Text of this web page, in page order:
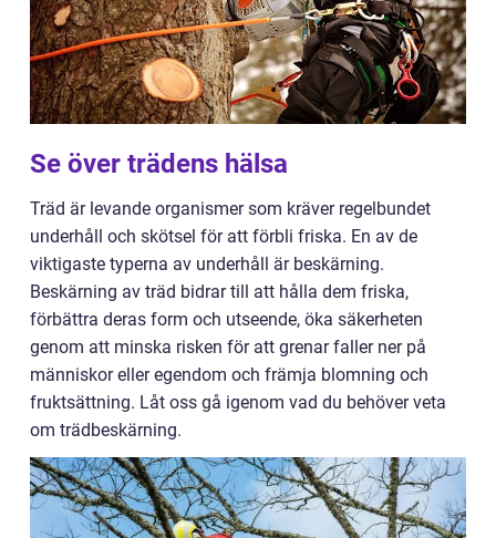
Se över trädens hälsa
Träd är levande organismer som kräver regelbundet
underhåll och skötsel för att förbli friska. En av de
viktigaste typerna av underhåll är beskärning.
Beskärning av träd bidrar till att hålla dem friska,
förbättra deras form och utseende, öka säkerheten
genom att minska risken för att grenar faller ner på
människor eller egendom och främja blomning och
fruktsättning. Låt oss gå igenom vad du behöver veta
om trädbeskärning.